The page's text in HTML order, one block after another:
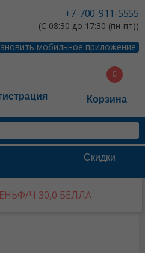
+7-700-911-5555
(С 08:30 до 17:30 (пн-пт))
мобильное приложение
Корзина
Скидки
Ч 30,0 БЕЛЛА